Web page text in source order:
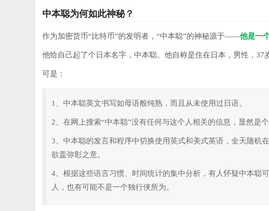
中本聪为何如此神秘？
作为加密货币“比特币”的发明者，“中本聪”的神秘源于——他是一
他给自己起了个日本名字，中本聪。他自称是住在日本，男性，37
可是：
1、中本聪英文书写如母语般纯熟，而且从未使用过日语。
2、在网上搜索“中本聪”没有任何与这个人相关的信息，显然是个
3、中本聪的发言和程序中切换使用英式和美式英语，全天随机
欲盖弥彰之意。
4、根据这些语言习惯、时间统计的集中分析，有人怀疑中本聪
人，也有可能不是一个独行侠所为。